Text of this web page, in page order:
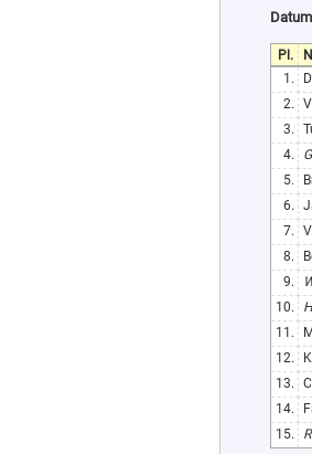
Pl.
1.
2.
3.
4.
5.
6.
7.
8.
9.
10.
11.
12.
13.
14.
15.